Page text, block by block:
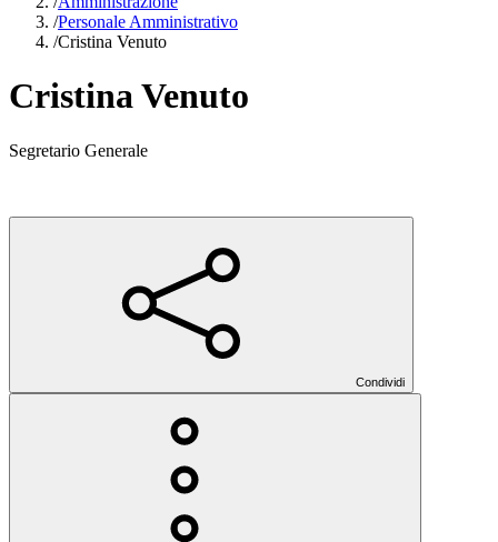
/Personale Amministrativo
/Cristina Venuto
Cristina Venuto
Segretario Generale
Condividi